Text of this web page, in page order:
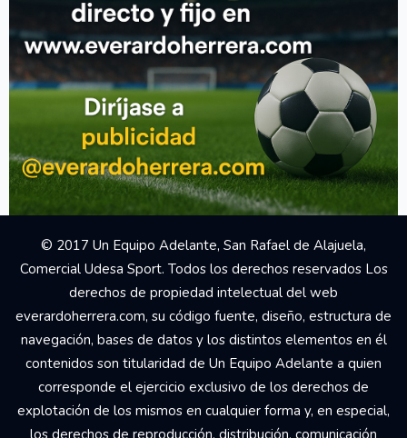
© 2017 Un Equipo Adelante, San Rafael de Alajuela,
Comercial Udesa Sport. Todos los derechos reservados Los
derechos de propiedad intelectual del web
everardoherrera.com, su código fuente, diseño, estructura de
navegación, bases de datos y los distintos elementos en él
contenidos son titularidad de Un Equipo Adelante a quien
corresponde el ejercicio exclusivo de los derechos de
explotación de los mismos en cualquier forma y, en especial,